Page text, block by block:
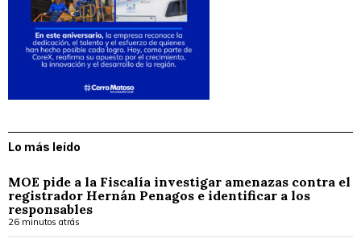
Lo más leído
MOE pide a la Fiscalía investigar amenazas contra el
registrador Hernán Penagos e identificar a los
responsables
26 minutos atrás